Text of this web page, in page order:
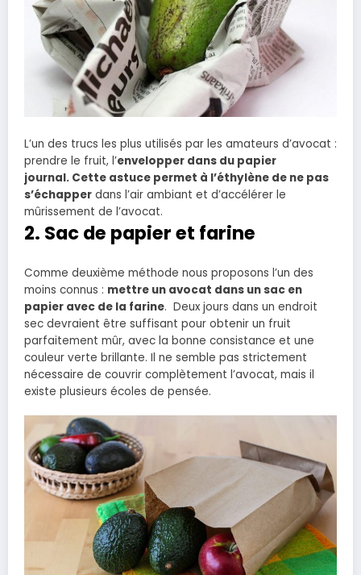
L’un des trucs les plus utilisés par les amateurs d’avocat :
prendre le fruit, l’envelopper dans du papier
journal. Cette astuce permet à l’éthylène de ne pas
s’échapper dans l’air ambiant et d’accélérer le
mûrissement de l’avocat.
2. Sac de papier et farine
Comme deuxième méthode nous proposons l’un des
moins connus : mettre un avocat dans un sac en
papier avec de la farine. Deux jours dans un endroit
sec devraient être suffisant pour obtenir un fruit
parfaitement mûr, avec la bonne consistance et une
couleur verte brillante. Il ne semble pas strictement
nécessaire de couvrir complètement l’avocat, mais il
existe plusieurs écoles de pensée.